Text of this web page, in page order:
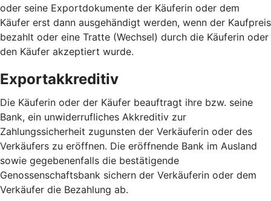
oder seine Exportdokumente der Käuferin oder dem
Käufer erst dann ausgehändigt werden, wenn der Kaufpreis
bezahlt oder eine Tratte (Wechsel) durch die Käuferin oder
den Käufer akzeptiert wurde.
Exportakkreditiv
Die Käuferin oder der Käufer beauftragt ihre bzw. seine
Bank, ein unwiderrufliches Akkreditiv zur
Zahlungssicherheit zugunsten der Verkäuferin oder des
Verkäufers zu eröffnen. Die eröffnende Bank im Ausland
sowie gegebenenfalls die bestätigende
Genossenschaftsbank sichern der Verkäuferin oder dem
Verkäufer die Bezahlung ab.